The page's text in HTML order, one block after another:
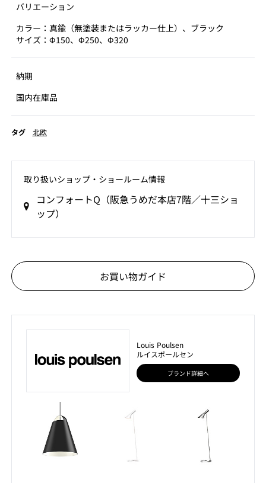
バリエーション
カラー：真鍮（無塗装またはラッカー仕上）、ブラック
サイズ：Φ150、Φ250、Φ320
納期
国内在庫品
タグ 北欧
取り扱いショップ‧ショールーム情報
コンフォートQ（阪急うめだ本店7階／十三ショ
ップ）
お買い物ガイド
Louis Poulsen
ルイスポールセン
ブランド詳細へ